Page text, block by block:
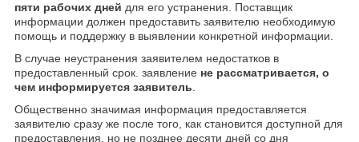
пяти рабочих дней для его устранения. Поставщик
информации должен предоставить заявителю необходимую
помощь и поддержку в выявлении конкретной информации.
В случае неустранения заявителем недостатков в
предоставленный срок. заявление не рассматривается, о
чем информируется заявитель
Общественно значимая информация предоставляется
заявителю сразу же после того, как становится доступной для
предоставления, но не позднее десяти дней со дня